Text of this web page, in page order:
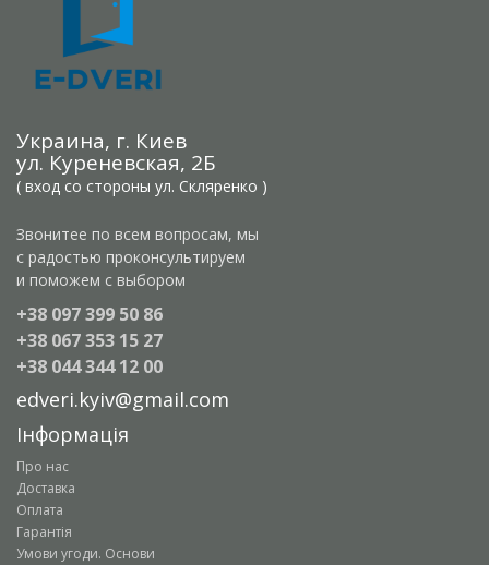
Украина, г. Киев
ул. Куреневская, 2Б
( вход со стороны ул. Скляренко )
Звонитее по всем вопросам, мы
с радостью проконсультируем
и поможем с выбором
+38 097 399 50 86
+38 067 353 15 27
+38 044 344 12 00
edveri.kyiv@gmail.com
Інформація
Про нас
Доставка
Оплата
Гарантія
Умови угоди. Основи